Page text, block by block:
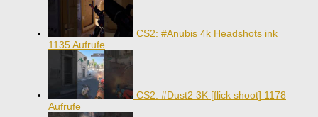
CS2: #Anubis 4k Headshots ink
1135 Aufrufe
CS2: #Dust2 3K [flick shoot] 1178
Aufrufe